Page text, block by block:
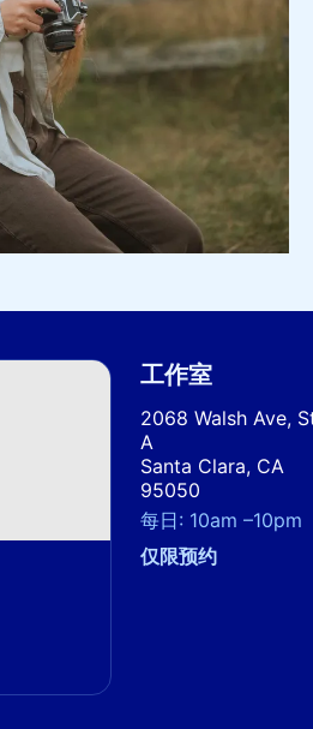
工作室
2068 Walsh Ave,
A
Santa Clara, CA
95050
每日: 10am –10pm
仅限预约